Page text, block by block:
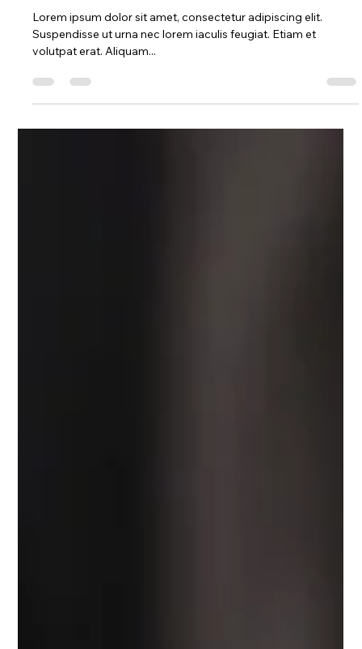
Direito do Trabalho
Direito do Trabalho [2]
Lorem ipsum dolor sit amet, consectetur adipiscing elit.
volutpat erat. Aliquam...